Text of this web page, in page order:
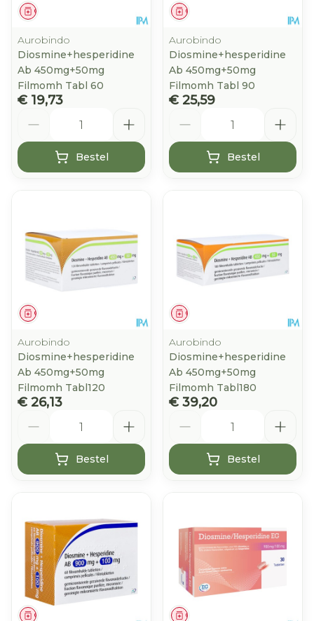
Geneesmiddel
Aurobindo
Diosmine+hesperidine
Ab 450mg+50mg
Filmomh Tabl 60
€ 19,73
Bestel
Geneesmiddel
Aurobindo
Diosmine+hesperidine
Ab 450mg+50mg
Filmomh Tabl 90
€ 25,59
Bestel
Geneesmiddel
Aurobindo
Diosmine+hesperidine
Ab 450mg+50mg
Filmomh Tabl120
€ 26,13
Bestel
Geneesmiddel
Aurobindo
Diosmine+hesperidine
Ab 450mg+50mg
Filmomh Tabl180
€ 39,20
Bestel
Geneesmiddel Geneesmiddel